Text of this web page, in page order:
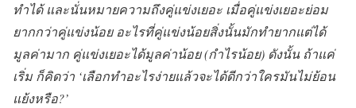
ทำได้ และนั่นหมายความถึงคู่แข่งเยอะ เมื่อคู่แข่งเยอะย่อม
ยากกว่าคู่แข่งน้อย อะไรที่คู่แข่งน้อยสิ่งนั้นมักทำยากแต่ได้
มูลค่ามาก คู่แข่งเยอะได้มูลค่าน้อย (กำไรน้อย) ดังนั้น ถ้าแค่
เริ่ม ก็คิดว่า ‘เลือกทำอะไรง่ายแล้วจะได้ดีกว่าใครมันไม่ย้อน
แย้งหรือ?’